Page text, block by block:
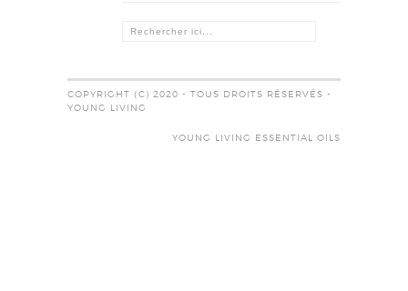
COPYRIGHT (C) 2020 - TOUS DROITS RÉSERVÉS -
YOUNG LIVING
YOUNG LIVING ESSENTIAL OILS